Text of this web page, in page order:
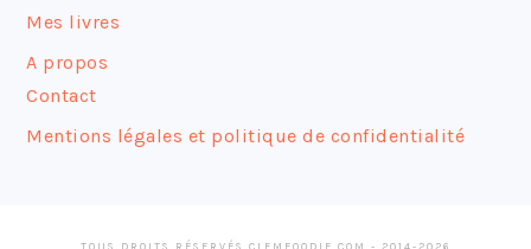
Mes livres
A propos
Contact
Mentions légales et politique de confidentialité
TOUS DROITS RÉSERVÉS CLEMFOODIE.COM - 2014-2026